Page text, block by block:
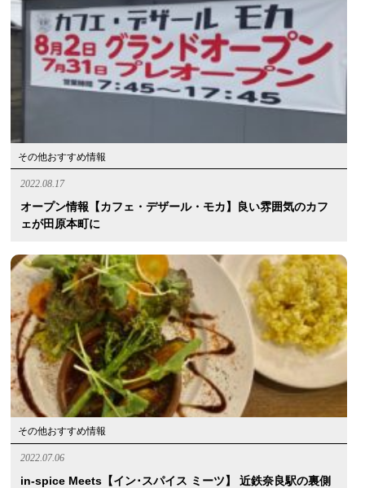
その他おすすめ情報
2022.08.17
オープン情報【カフェ・デザール・モカ】良い雰囲気のカフ
ェが田原本町に
その他おすすめ情報
2022.07.06
in-spice Meets【イン･スパイス ミーツ】 近鉄奈良駅の裏側